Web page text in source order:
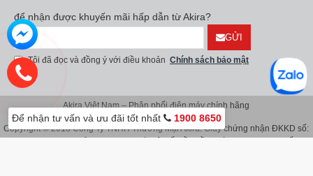
để nhận được khuyến mãi hấp dẫn từ Akira?
GỬI
Tôi đã đọc và đồng ý với điều khoản Chính sách bảo mật
Akira Việt Nam – Phân phối điện máy chính hãng
Copyright © 2018 Công Ty TNHH Thương Mại Akira. Giấy chứng nhận ĐKKD số:
Để nhận tư vấn và ưu đãi tốt nhất 1900 8650